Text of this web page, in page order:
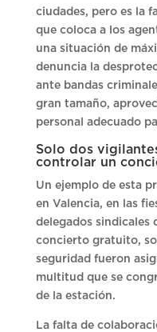
ciudades, pero es la
que coloca a los
una situación de
denuncia la
ante bandas
gran tamaño,
personal adecuado
Solo dos
controlar un
Un ejemplo de esta
en Valencia, en las
delegados sindicales
concierto gratuito,
seguridad fueron
multitud que se
de la estación.
La falta de